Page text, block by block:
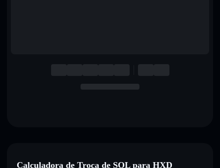
Calculadora de Troca de SOL para HXD